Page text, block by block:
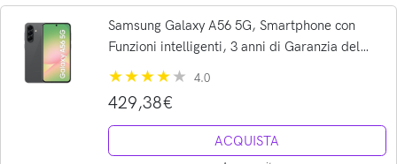
Samsung Galaxy A56 5G, Smartphone con
Funzioni intelligenti, 3 anni di Garanzia del
produttore, Display Super AMOLED 6.7”, 8GB
4.0
429,38€
ACQUISTA